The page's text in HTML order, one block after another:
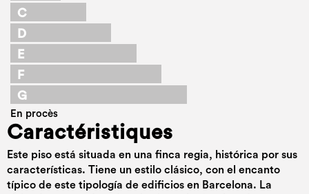
C
D
E
F
G
En procès
Caractéristiques
Este piso está situada en una finca regia, histórica por sus
características. Tiene un estilo clásico, con el encanto
típico de este tipología de edificios en Barcelona. La